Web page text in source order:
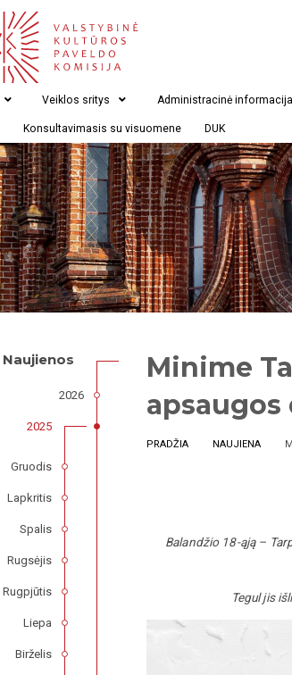
Veiklos sritys Administracinė informacija
Konsultavimasis su visuomene DUK
Minime
apsaugos
PRADŽIA NAUJIENA
Balandžio 18-ąją –
Tegul jis
Naujienos
2026
2025
Gruodis
Lapkritis
Spalis
Rugsėjis
Rugpjūtis
Liepa
Birželis